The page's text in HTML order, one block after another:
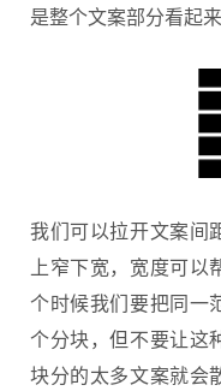
是整个文案部分看起
我们可以拉开文案间
上窄下宽，宽度可以
个时候我们要把同一
个分块，但不要让这
块分的太多文案就会